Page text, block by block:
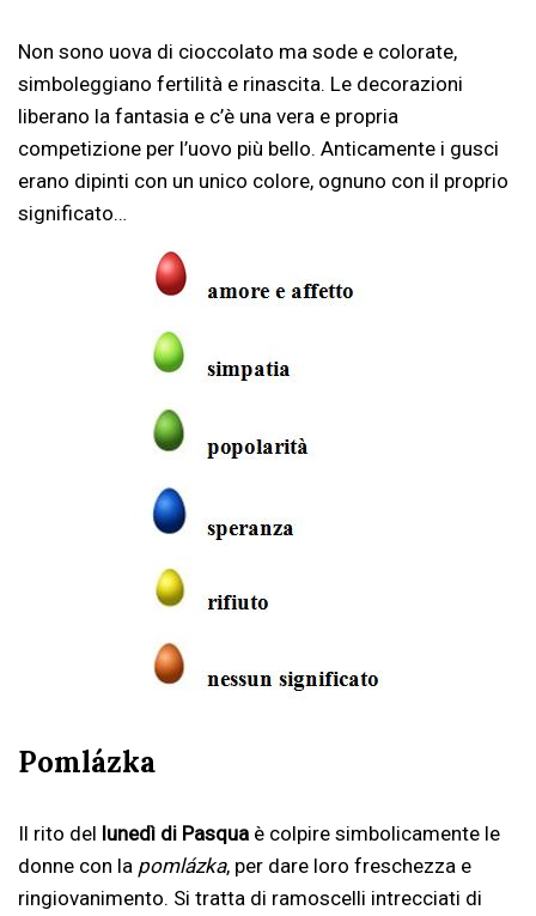
Non sono uova di cioccolato ma sode e colorate,
simboleggiano fertilità e rinascita. Le decorazioni
liberano la fantasia e c’è una vera e propria
competizione per l’uovo più bello. Anticamente i gusci
erano dipinti con un unico colore, ognuno con il proprio
significato…
Pomlázka
Il rito del lunedì di Pasqua è colpire simbolicamente le
donne con la pomlázka, per dare loro freschezza e
ringiovanimento. Si tratta di ramoscelli intrecciati di